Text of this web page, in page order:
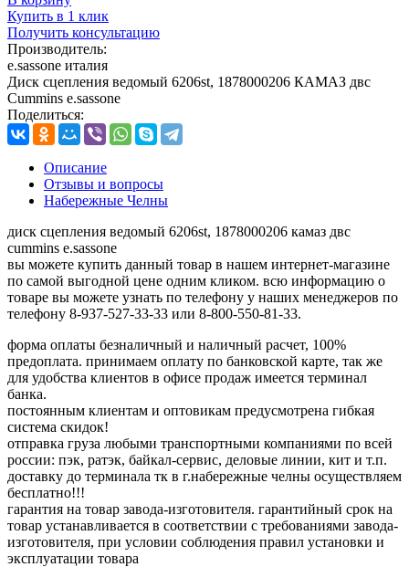
Купить в 1 клик
Получить консультацию
Производитель:
e.sassone италия
Диск сцепления ведомый 6206st, 1878000206 КАМАЗ двс
Cummins e.sassone
Поделиться:
Описание
Отзывы и вопросы
Набережные Челны
диск сцепления ведомый 6206st, 1878000206 камаз двс
cummins e.sassone
вы можете купить данный товар в нашем интернет-магазине
по самой выгодной цене одним кликом. всю информацию о
товаре вы можете узнать по телефону у наших менеджеров по
телефону 8-937-527-33-33 или 8-800-550-81-33.
форма оплаты безналичный и наличный расчет, 100%
предоплата. принимаем оплату по банковской карте, так же
для удобства клиентов в офисе продаж имеется терминал
банка.
постоянным клиентам и оптовикам предусмотрена гибкая
система скидок!
отправка груза любыми транспортными компаниями по всей
россии: пэк, ратэк, байкал-сервис, деловые линии, кит и т.п.
доставку до терминала тк в г.набережные челны осуществляем
бесплатно!!!
гарантия на товар завода-изготовителя. гарантийный срок на
товар устанавливается в соответствии с требованиями завода-
изготовителя, при условии соблюдения правил установки и
эксплуатации товара